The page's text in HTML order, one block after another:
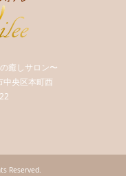
癒しサロン〜
央区本町西
Reserved.